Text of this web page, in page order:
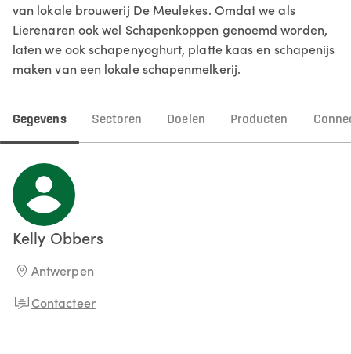
van lokale brouwerij De Meulekes. Omdat we als
Lierenaren ook wel Schapenkoppen genoemd worden,
laten we ook schapenyoghurt, platte kaas en schapenijs
maken van een lokale schapenmelkerij.
Gegevens Sectoren Doelen Producten
Kelly Obbers
Antwerpen
Contacteer